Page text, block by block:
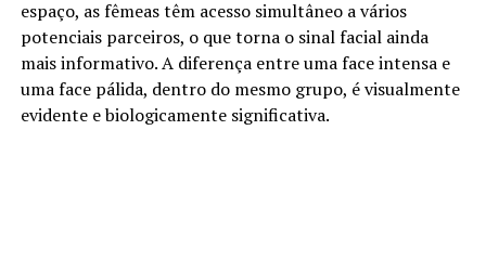
espaço, as fêmeas têm acesso simultâneo a vários
potenciais parceiros, o que torna o sinal facial ainda
mais informativo. A diferença entre uma face intensa e
uma face pálida, dentro do mesmo grupo, é visualmente
evidente e biologicamente significativa.